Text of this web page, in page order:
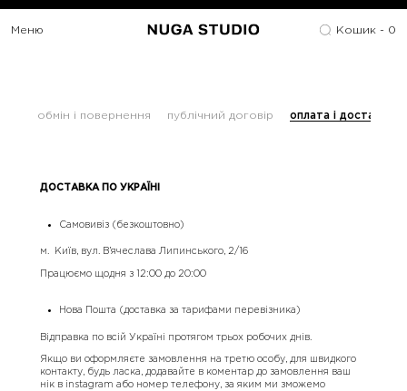
Меню Кошик - 0
обмін і повернення публічний договір оплата і доставка
ДОСТАВКА ПО УКРАЇНІ
Самовивіз (безкоштовно)
м. Київ, вул. В’ячеслава Липинського, 2/16
Працюємо щодня з 12:00 до 20:00
Нова Пошта (доставка за тарифами перевізника)
Відправка по всій Україні протягом трьох робочих днів.
Якщо ви оформляєте замовлення на третю особу, для швидкого
контакту, будь ласка, додавайте в коментар до замовлення ваш
нік в instagram або номер телефону, за яким ми зможемо